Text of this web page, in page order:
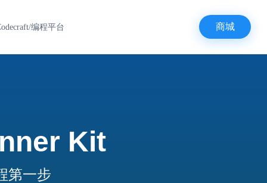
编程平台 商城
Kit
第一步